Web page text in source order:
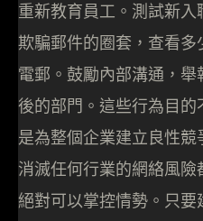
重新教育員工。測試新
欺騙郵件的圈套，查看
電郵。鼓勵內部溝通，
後的部門。這些行為目
是為整個企業建立良性競
消滅任何行業的網絡風
絕對可以掌控情勢。只